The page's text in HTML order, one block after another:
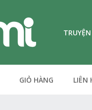
GIỎ HÀNG LIÊN